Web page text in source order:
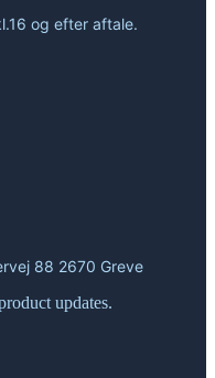
og efter aftale.
88 2670 Greve
updates.